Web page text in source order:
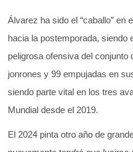
Álvarez ha sido el “caballo” en
hacia la postemporada, siendo
peligrosa ofensiva del conjunto
jonrones y 99 empujadas en
siendo parte vital en los tres
Mundial desde el 2019.
El 2024 pinta otro año de